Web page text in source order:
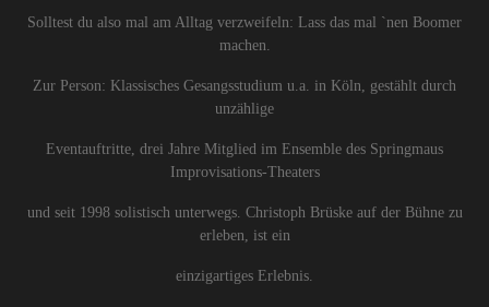
Solltest du also mal am Alltag verzweifeln: Lass das mal `nen Boomer
machen.
Zur Person: Klassisches Gesangsstudium u.a. in Köln, gestählt durch
unzählige
Eventauftritte, drei Jahre Mitglied im Ensemble des Springmaus
Improvisations-Theaters
und seit 1998 solistisch unterwegs. Christoph Brüske auf der Bühne zu
erleben, ist ein
einzigartiges Erlebnis.